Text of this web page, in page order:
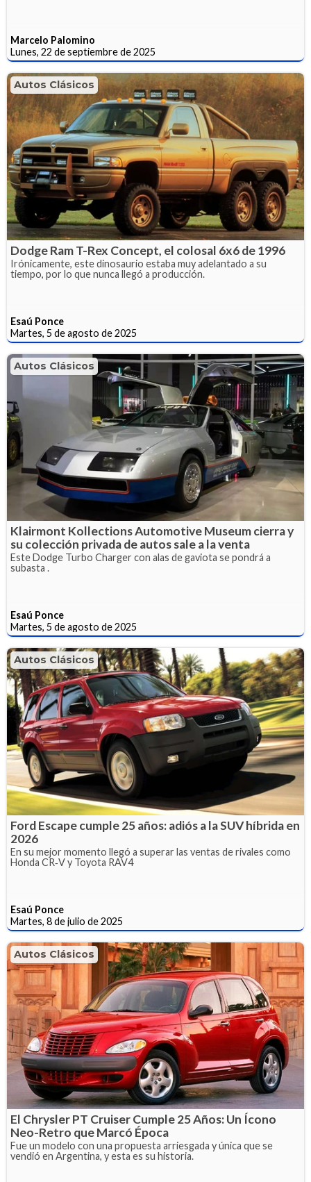
Marcelo Palomino
Lunes, 22 de septiembre de 2025
Autos Clásicos
Dodge Ram T-Rex Concept, el colosal 6x6 de 1996
Irónicamente, este dinosaurio estaba muy adelantado a su
tiempo, por lo que nunca llegó a producción.
Esaú Ponce
Martes, 5 de agosto de 2025
Autos Clásicos
Klairmont Kollections Automotive Museum cierra y
su colección privada de autos sale a la venta
Este Dodge Turbo Charger con alas de gaviota se pondrá a
subasta .
Esaú Ponce
Martes, 5 de agosto de 2025
Autos Clásicos
Ford Escape cumple 25 años: adiós a la SUV híbrida en
2026
En su mejor momento llegó a superar las ventas de rivales como
Honda CR‑V y Toyota RAV4
Esaú Ponce
Martes, 8 de julio de 2025
Autos Clásicos
El Chrysler PT Cruiser Cumple 25 Años: Un Ícono
Neo-Retro que Marcó Época
Fue un modelo con una propuesta arriesgada y única que se
vendió en Argentina, y esta es su historia.